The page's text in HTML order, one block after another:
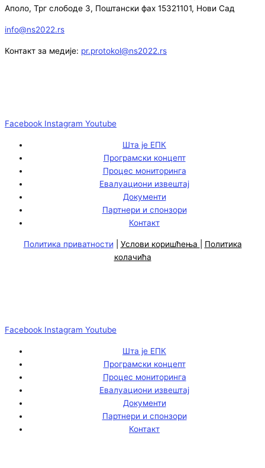
Аполо, Трг слободе 3, Поштански фах 15321101, Нови Сад
info@ns2022.rs
Контакт за медије: pr.protokol@ns2022.rs
Facebook Instagram Youtube
Шта је ЕПК
Програмски концепт
Процес мониторинга
Евалуациони извештај
Документи
Партнери и спонзори
Контакт
Политика приватности Услови коришћења
Политика
колачића
Facebook Instagram Youtube
Шта је ЕПК
Програмски концепт
Процес мониторинга
Евалуациони извештај
Документи
Партнери и спонзори
Контакт